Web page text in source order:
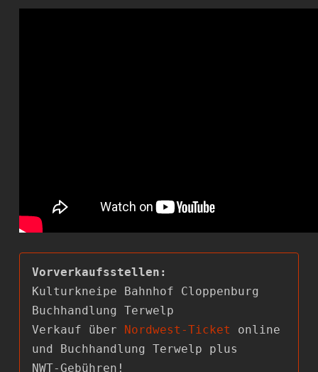
Kulturkneipe Bahnhof Cloppenburg
Buchhandlung Terwelp
Verkauf über Nordwest-Ticket
online
und Buchhandlung Terwelp plus